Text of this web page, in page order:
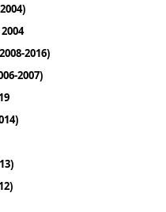
2016)
2007)